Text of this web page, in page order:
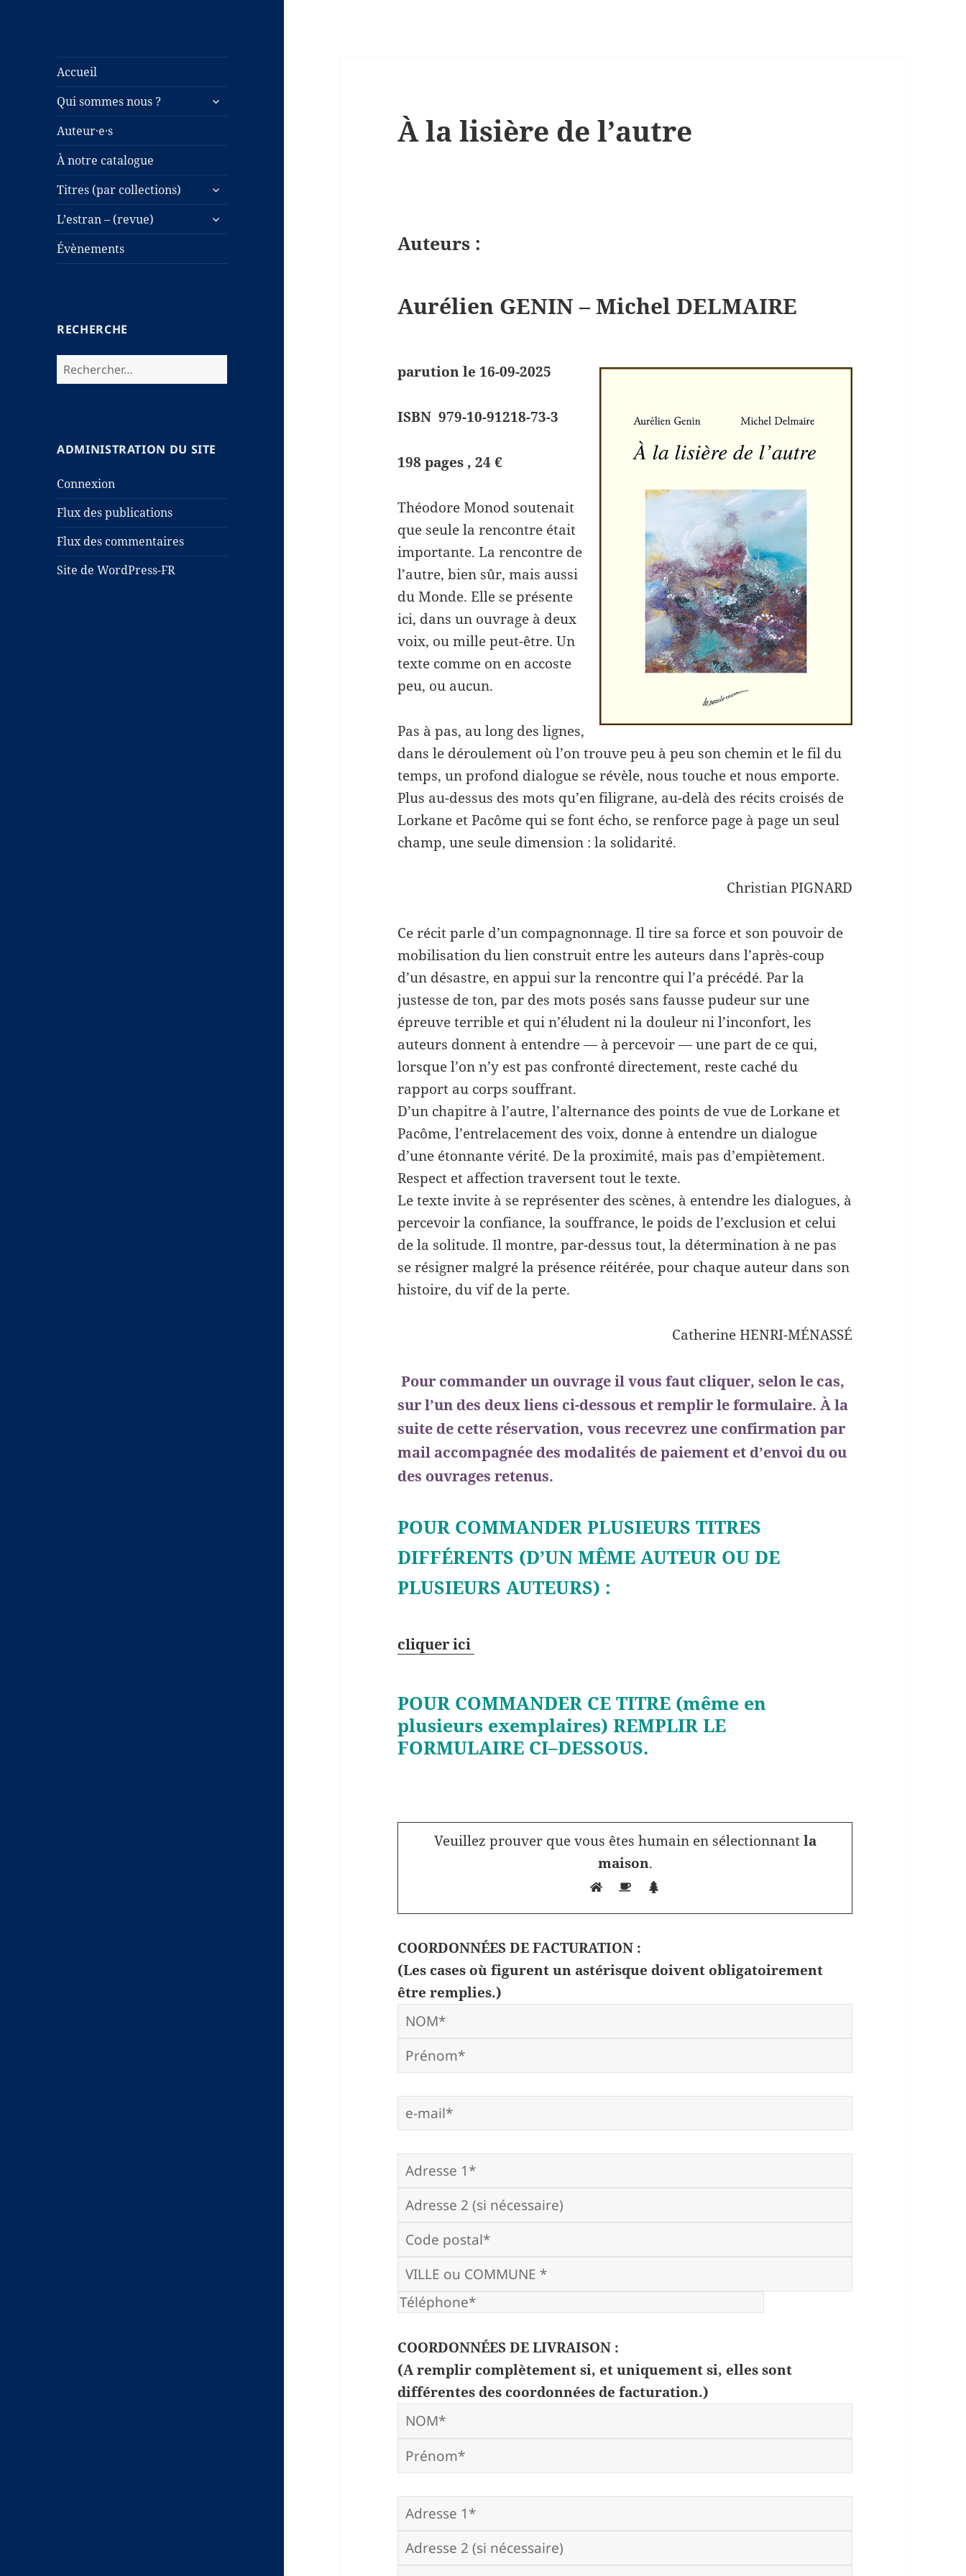
Accueil
Qui sommes nous ?
ouvrir
le
menu
Auteur·e·s
À notre catalogue
Titres (par collections)
ouvrir
le
sous-
menu
L’estran – (revue)
ouvrir
le
menu
Évènements
RECHERCHE
Rechercher :
ADMINISTRATION DU SITE
Connexion
Flux des publications
Flux des commentaires
Site de WordPress-FR
À la lisière de l’autre
Auteurs :
Aurélien GENIN – Michel DELMAIRE
parution le 16-09-2025
ISBN 979-10-91218-73-3
198 pages , 24 €
Théodore Monod soutenait
que seule la rencontre était
importante. La rencontre de
l’autre, bien sûr, mais aussi
du Monde. Elle se présente
ici, dans un ouvrage à deux
voix, ou mille peut-être. Un
texte comme on en accoste
peu, ou aucun.
Pas à pas, au long des lignes,
dans le déroulement où l’on trouve peu à peu son chemin et le fil du
temps, un profond dialogue se révèle, nous touche et nous emporte.
Plus au-dessus des mots qu’en filigrane, au-delà des récits croisés de
Lorkane et Pacôme qui se font écho, se renforce page à page un seul
champ, une seule dimension : la solidarité.
Christian PIGNARD
Ce récit parle d’un compagnonnage. Il tire sa force et son pouvoir de
mobilisation du lien construit entre les auteurs dans l’après-coup
d’un désastre, en appui sur la rencontre qui l’a précédé. Par la
justesse de ton, par des mots posés sans fausse pudeur sur une
épreuve terrible et qui n’éludent ni la douleur ni l’inconfort, les
auteurs donnent à entendre — à percevoir — une part de ce qui,
lorsque l’on n’y est pas confronté directement, reste caché du
rapport au corps souffrant.
D’un chapitre à l’autre, l’alternance des points de vue de Lorkane et
Pacôme, l’entrelacement des voix, donne à entendre un dialogue
d’une étonnante vérité. De la proximité, mais pas d’empiètement.
Respect et affection traversent tout le texte.
Le texte invite à se représenter des scènes, à entendre les dialogues, à
percevoir la confiance, la souffrance, le poids de l’exclusion et celui
de la solitude. Il montre, par-dessus tout, la détermination à ne pas
se résigner malgré la présence réitérée, pour chaque auteur dans son
histoire, du vif de la perte.
Catherine HENRI-MÉNASSÉ
Pour commander un ouvrage il vous faut cliquer, selon le cas,
sur l’un des deux liens ci-dessous et remplir le formulaire. À la
suite de cette réservation, vous recevrez une confirmation par
mail accompagnée des modalités de paiement et d’envoi du ou
des ouvrages retenus.
POUR COMMANDER PLUSIEURS TITRES
DIFFÉRENTS (D’UN MÊME AUTEUR OU DE
PLUSIEURS AUTEURS) :
cliquer ici
POUR COMMANDER CE TITRE (même en
plusieurs exemplaires) REMPLIR LE
FORMULAIRE CI–DESSOUS.
Veuillez prouver que vous êtes humain en sélectionnantla
maison.
COORDONNÉES DE FACTURATION :
(Les cases où figurent un astérisque doivent obligatoirement
être remplies.)
COORDONNÉES DE LIVRAISON :
(A remplir complètement si, et uniquement si, elles sont
différentes des coordonnées de facturation.)